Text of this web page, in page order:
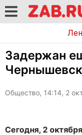
Задержан
Общество, 14:14, 2
Сегодня, 2